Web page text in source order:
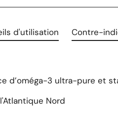
d’oméga-3 ultra-pure et
Nord
d'utilisation
Contre-